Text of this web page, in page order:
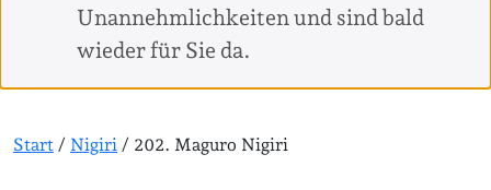
Unannehmlichkeiten und sind bald
wieder für Sie da.
Start / Nigiri / 202. Maguro Nigiri